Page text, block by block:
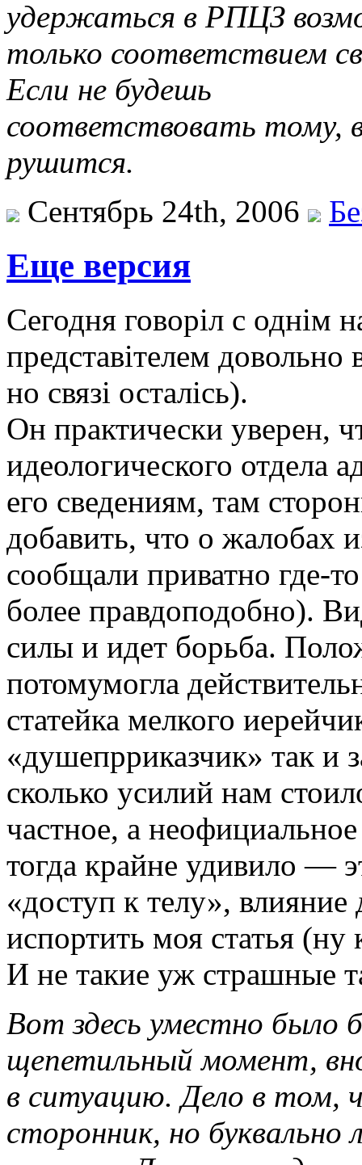
удержаться в РПЦЗ
только соответствием
Если не будешь
соответствовать тому,
рушится.
Сентябрь 24th, 2006
Еще версия
Сегодня говоріл с однім
представітелем
но связі осталісь).
Он практически уверен,
идеологического отдела
его сведениям, там
добавить, что о жалобах
сообщали приватно где-
более правдоподобно).
силы и идет борьба.
потомумогла
статейка мелкого
«душепрриказчик» так и
сколько усилий нам
частное, а
тогда крайне удивило —
«доступ к телу»,
испортить моя статья (ну
И не такие уж страшные
Вот здесь уместно
щепетильный момент,
в ситуацию. Дело в том,
сторонник, но